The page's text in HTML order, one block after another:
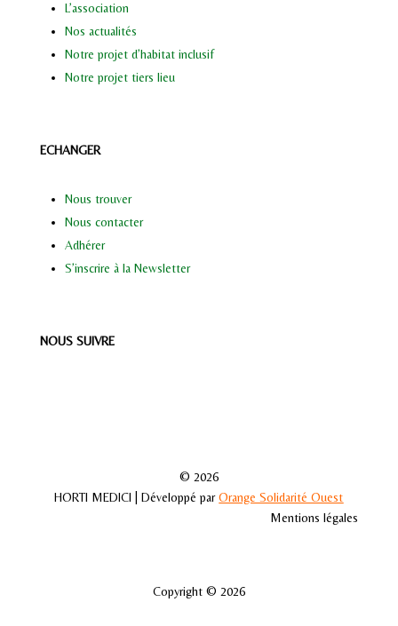
L’association
Nos actualités
Notre projet d’habitat inclusif
Notre projet tiers lieu
ECHANGER
Nous trouver
Nous contacter
Adhérer
S’inscrire à la Newsletter
NOUS SUIVRE
© 2026
HORTI MEDICI | Développé parOrange Solidarité Ouest
Mentions légales
Copyright © 2026